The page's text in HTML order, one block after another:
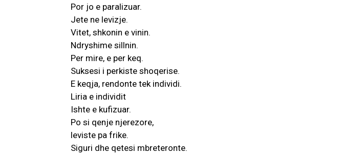
Por jo e paralizuar.
Jete ne levizje.
Vitet, shkonin e vinin.
Ndryshime sillnin.
Per mire, e per keq.
Suksesi i perkiste shoqerise.
E keqja, rendonte tek individi.
Liria e individit
Ishte e kufizuar.
Po si qenje njerezore,
leviste pa frike.
Siguri dhe qetesi mbreteronte.